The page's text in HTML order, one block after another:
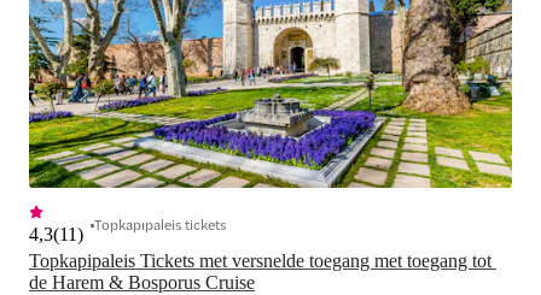
Topkapipaleis Tickets met versnelde toegang met toegang tot
de Harem & Bosporus Cruise
4,3(11) Topkapıpaleis tickets